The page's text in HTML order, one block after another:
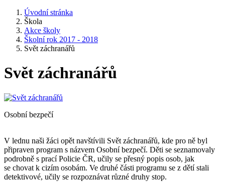
Úvodní stránka
Škola
Akce školy
Školní rok 2017 - 2018
Svět záchranářů
Svět záchranářů
Osobní bezpečí
V lednu naši žáci opět navštívili Svět záchranářů, kde pro ně byl
připraven program s názvem Osobní bezpečí. Děti se seznamovaly
podrobně s prací Policie ČR, učily se přesný popis osob, jak
se chovat k cizím osobám. Ve druhé části programu se z dětí stali
detektivové, učily se rozpoznávat různé druhy stop.